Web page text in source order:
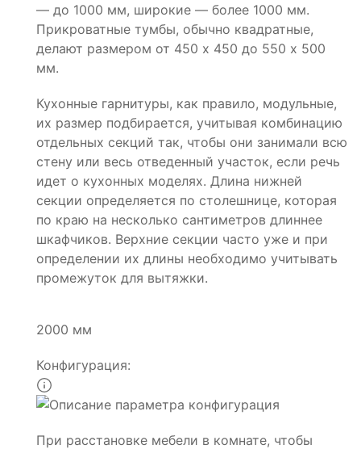
— до 1000 мм, широкие — более 1000 мм.
Прикроватные тумбы, обычно квадратные,
делают размером от 450 х 450 до 550 х 500
мм.
Кухонные гарнитуры, как правило, модульные,
их размер подбирается, учитывая комбинацию
отдельных секций так, чтобы они занимали всю
стену или весь отведенный участок, если речь
идет о кухонных моделях. Длина нижней
секции определяется по столешнице, которая
по краю на несколько сантиметров длиннее
шкафчиков. Верхние секции часто уже и при
определении их длины необходимо учитывать
промежуток для вытяжки.
2000 мм
Конфигурация:
При расстановке мебели в комнате, чтобы